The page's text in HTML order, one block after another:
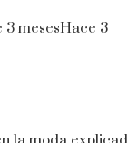
3 mesesHace 3